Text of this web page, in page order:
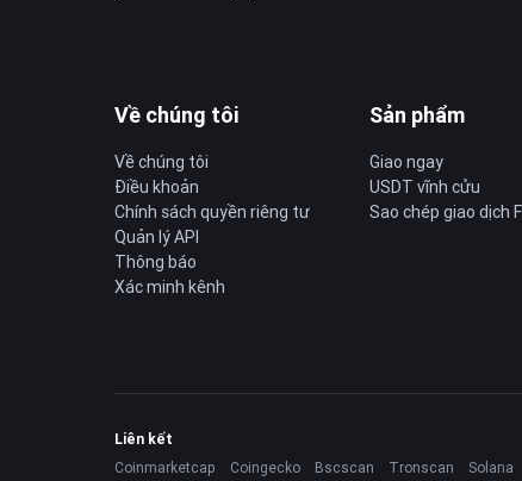
Về chúng tôi
Về chúng tôi
Điều khoản
Chính sách quyền riêng tư
Quản lý API
Thông báo
Xác minh kênh
Sản phẩm
Giao ngay
USDT vĩnh cửu
Sao chép giao dịch
Liên kết
Coinmarketcap
Coingecko Bscscan Tronscan Solana